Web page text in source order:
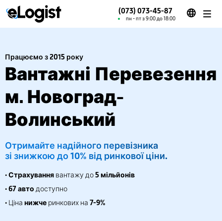
(073) 073-45-87
пн - пт з 9:00 до 18:00
Працюємо з 2015 року
Вантажні Перевезення
м. Новоград-
Волинський
Отримайте надійного перевізника
зі знижкою до 10% від ринкової ціни.
•Страхування вантажу до5 мільйонів
•67 авто доступно
• Ціна нижче ринкових на 7-9%